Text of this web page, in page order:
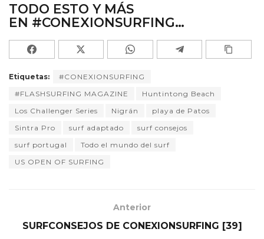
TODO ESTO Y MÁS
EN #CONEXIONSURFING…
Etiquetas:
#CONEXIONSURFING
#FLASHSURFING MAGAZINE
Huntintong Beach
Los Challenger Series
Nigrán
playa de Patos
Sintra Pro
surf adaptado
surf consejos
surf portugal
Todo el mundo del surf
US OPEN OF SURFING
Anterior
SURFCONSEJOS DE CONEXIONSURFING [39]